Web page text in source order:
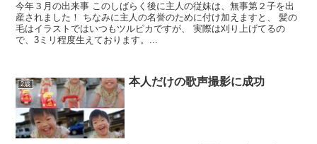
今年３月の出来事 このしばらく後に主人の従妹は、無事第２子を出
産されました！ ちなみに主人の名誉のために付け加えますと、 髪の
毛はイラストではいつもツルピカですが、 実際は刈り上げてるの
で、3ミリ程度生えております。...
2歳 本人だけの歌声撮影に成功